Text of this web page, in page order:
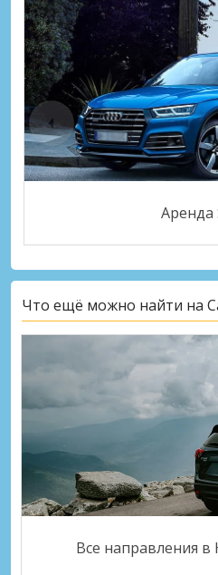
Аренда
Что ещё можно найти на
Все направления в